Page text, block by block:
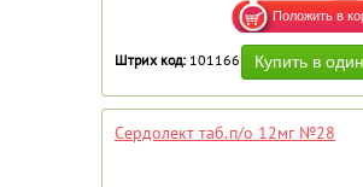
Штрих код: 101166
Сердолект таб.п/о 12мг №28